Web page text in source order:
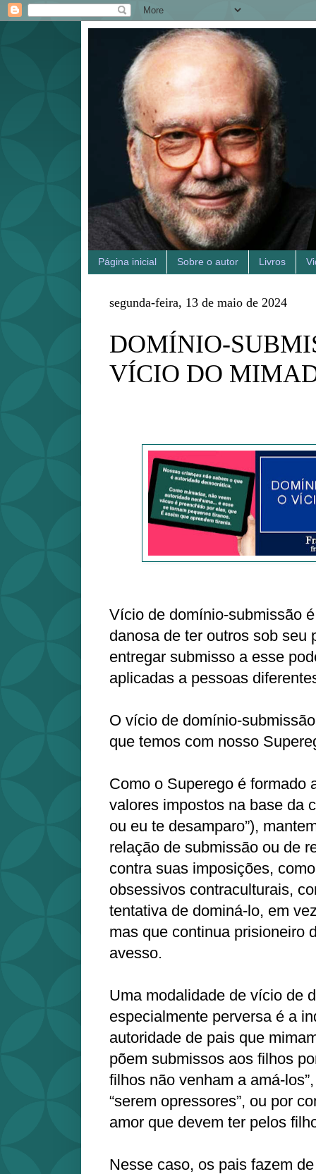
Página inicial Sobre o autor Livros
segunda-feira, 13 de maio de 2024
DOMÍNIO-
VÍCIO DO
Vício de domínio-submissão
danosa de ter outros sob seu
entregar submisso a esse
aplicadas a pessoas
O vício de domínio-
que temos com nosso
Como o Superego é formado
valores impostos na base da
ou eu te desamparo”),
relação de submissão ou de
contra suas imposições,
obsessivos contraculturais,
tentativa de dominá-lo, em
mas que continua prisioneiro
avesso.
Uma modalidade de vício de
especialmente perversa é a
autoridade de pais que
põem submissos aos filhos
filhos não venham a amá-
“serem opressores”, ou por
amor que devem ter pelos
Nesse caso, os pais fazem